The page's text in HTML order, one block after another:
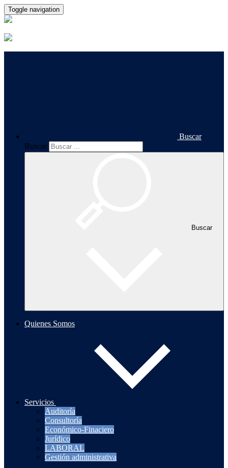
Toggle navigation
Buscar
Buscar
Buscar
Quienes Somos
Servicios
Auditoría
Consultoría
Económico-Finaciero
Jurídico
LABORAL
Gestión administrativa